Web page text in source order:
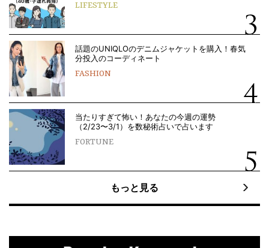
LIFESTYLE
話題のUNIQLOのデニムジャケットを購入！春気
分投入のコーディネート
FASHION
当たりすぎて怖い！あなたの今週の運勢
（2/23〜3/1）を数秘術占いで占います
FORTUNE
もっと見る